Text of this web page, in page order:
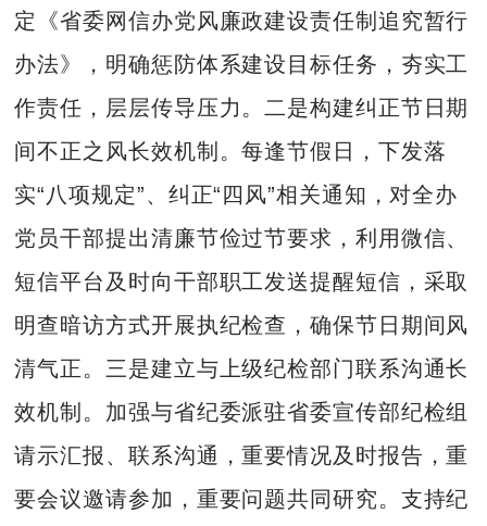
定《省委网信办党风廉政建设责任制追究暂行
办法》，明确惩防体系建设目标任务，夯实工
作责任，层层传导压力。二是构建纠正节日期
间不正之风长效机制。每逢节假日，下发落
实“八项规定”、纠正“四风”相关通知，对全办
党员干部提出清廉节俭过节要求，利用微信、
短信平台及时向干部职工发送提醒短信，采取
明查暗访方式开展执纪检查，确保节日期间风
清气正。三是建立与上级纪检部门联系沟通长
效机制。加强与省纪委派驻省委宣传部纪检组
请示汇报、联系沟通，重要情况及时报告，重
要会议邀请参加，重要问题共同研究。支持纪